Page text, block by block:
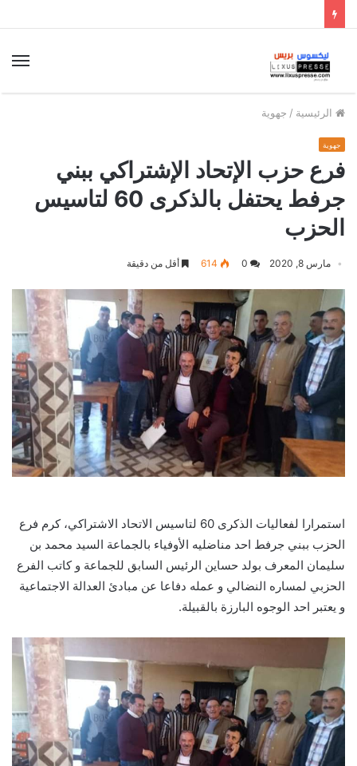
الرئيسية / جهوية
جهوية
فرع حزب الإتحاد الإشتراكي ببني
جرفط يحتفل بالذكرى 60 لتاسيس
الحزب
مارس 8, 2020 614 أقل من دقيقة
استمرارا لفعاليات الذكرى 60 لتاسيس الاتحاد الاشتراكي، كرم فرع
الحزب ببني جرفط احد مناضليه الأوفياء بالجماعة السيد محمد بن
سليمان المعرف بولد حساين الرئيس السابق للجماعة و كاتب الفرع
الحزبي لمساره النضالي و عمله دفاعا عن مبادئ العدالة الاجتماعية
و يعتبر احد الوجوه البارزة بالقبيلة.